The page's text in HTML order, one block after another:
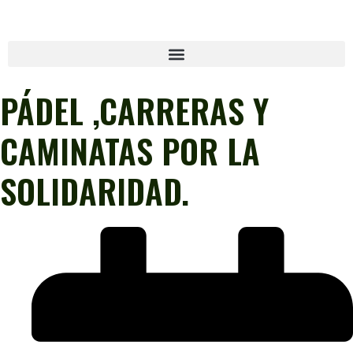
PÁDEL ,CARRERAS Y
CAMINATAS POR LA
SOLIDARIDAD.